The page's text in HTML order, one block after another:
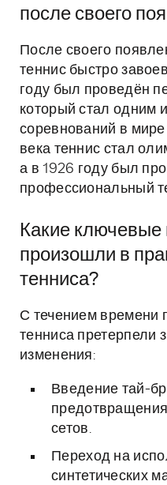
после своего
После своего
теннис быстро
году был проведён
который стал одним
соревнований в
века теннис стал
а в 1926 году был
профессиональный
Какие ключевые
произошли в
тенниса?
С течением времени
тенниса претерпели
изменения:
Введение тай-
сетов.
Переход на
синтетических